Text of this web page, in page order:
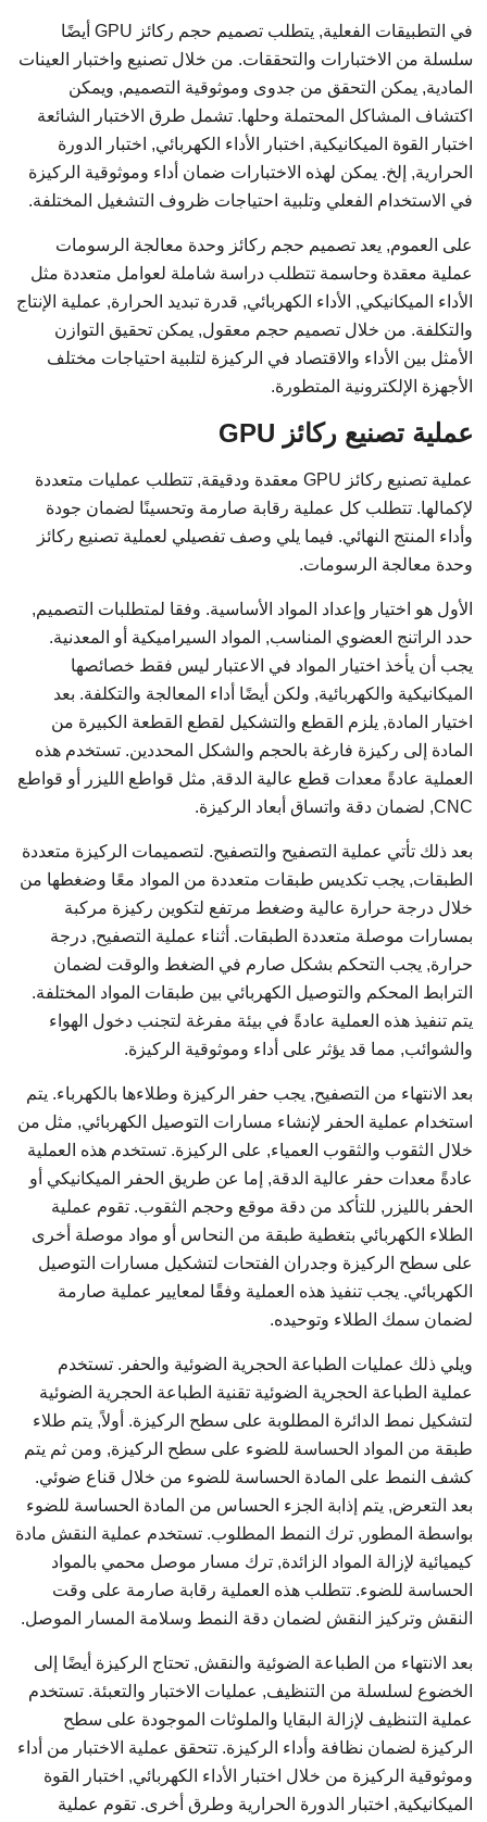
في التطبيقات الفعلية, يتطلب تصميم حجم ركائز GPU أيضًا
سلسلة من الاختبارات والتحققات. من خلال تصنيع واختبار العينات
المادية, يمكن التحقق من جدوى وموثوقية التصميم, ويمكن
اكتشاف المشاكل المحتملة وحلها. تشمل طرق الاختبار الشائعة
اختبار القوة الميكانيكية, اختبار الأداء الكهربائي, اختبار الدورة
الحرارية, إلخ. يمكن لهذه الاختبارات ضمان أداء وموثوقية الركيزة
في الاستخدام الفعلي وتلبية احتياجات ظروف التشغيل المختلفة.
على العموم, يعد تصميم حجم ركائز وحدة معالجة الرسومات
عملية معقدة وحاسمة تتطلب دراسة شاملة لعوامل متعددة مثل
الأداء الميكانيكي, الأداء الكهربائي, قدرة تبديد الحرارة, عملية الإنتاج
والتكلفة. من خلال تصميم حجم معقول, يمكن تحقيق التوازن
الأمثل بين الأداء والاقتصاد في الركيزة لتلبية احتياجات مختلف
الأجهزة الإلكترونية المتطورة.
عملية تصنيع ركائز GPU
عملية تصنيع ركائز GPU معقدة ودقيقة, تتطلب عمليات متعددة
لإكمالها. تتطلب كل عملية رقابة صارمة وتحسينًا لضمان جودة
وأداء المنتج النهائي. فيما يلي وصف تفصيلي لعملية تصنيع ركائز
وحدة معالجة الرسومات.
الأول هو اختيار وإعداد المواد الأساسية. وفقا لمتطلبات التصميم,
حدد الراتنج العضوي المناسب, المواد السيراميكية أو المعدنية.
يجب أن يأخذ اختيار المواد في الاعتبار ليس فقط خصائصها
الميكانيكية والكهربائية, ولكن أيضًا أداء المعالجة والتكلفة. بعد
اختيار المادة, يلزم القطع والتشكيل لقطع القطعة الكبيرة من
المادة إلى ركيزة فارغة بالحجم والشكل المحددين. تستخدم هذه
العملية عادةً معدات قطع عالية الدقة, مثل قواطع الليزر أو قواطع
CNC, لضمان دقة واتساق أبعاد الركيزة.
بعد ذلك تأتي عملية التصفيح والتصفيح. لتصميمات الركيزة متعددة
الطبقات, يجب تكديس طبقات متعددة من المواد معًا وضغطها من
خلال درجة حرارة عالية وضغط مرتفع لتكوين ركيزة مركبة
بمسارات موصلة متعددة الطبقات. أثناء عملية التصفيح, درجة
حرارة, يجب التحكم بشكل صارم في الضغط والوقت لضمان
الترابط المحكم والتوصيل الكهربائي بين طبقات المواد المختلفة.
يتم تنفيذ هذه العملية عادةً في بيئة مفرغة لتجنب دخول الهواء
والشوائب, مما قد يؤثر على أداء وموثوقية الركيزة.
بعد الانتهاء من التصفيح, يجب حفر الركيزة وطلاءها بالكهرباء. يتم
استخدام عملية الحفر لإنشاء مسارات التوصيل الكهربائي, مثل من
خلال الثقوب والثقوب العمياء, على الركيزة. تستخدم هذه العملية
عادةً معدات حفر عالية الدقة, إما عن طريق الحفر الميكانيكي أو
الحفر بالليزر, للتأكد من دقة موقع وحجم الثقوب. تقوم عملية
الطلاء الكهربائي بتغطية طبقة من النحاس أو مواد موصلة أخرى
على سطح الركيزة وجدران الفتحات لتشكيل مسارات التوصيل
الكهربائي. يجب تنفيذ هذه العملية وفقًا لمعايير عملية صارمة
لضمان سمك الطلاء وتوحيده.
ويلي ذلك عمليات الطباعة الحجرية الضوئية والحفر. تستخدم
عملية الطباعة الحجرية الضوئية تقنية الطباعة الحجرية الضوئية
لتشكيل نمط الدائرة المطلوبة على سطح الركيزة. أولاً, يتم طلاء
طبقة من المواد الحساسة للضوء على سطح الركيزة, ومن ثم يتم
كشف النمط على المادة الحساسة للضوء من خلال قناع ضوئي.
بعد التعرض, يتم إذابة الجزء الحساس من المادة الحساسة للضوء
بواسطة المطور, ترك النمط المطلوب. تستخدم عملية النقش مادة
كيميائية لإزالة المواد الزائدة, ترك مسار موصل محمي بالمواد
الحساسة للضوء. تتطلب هذه العملية رقابة صارمة على وقت
النقش وتركيز النقش لضمان دقة النمط وسلامة المسار الموصل.
بعد الانتهاء من الطباعة الضوئية والنقش, تحتاج الركيزة أيضًا إلى
الخضوع لسلسلة من التنظيف, عمليات الاختبار والتعبئة. تستخدم
عملية التنظيف لإزالة البقايا والملوثات الموجودة على سطح
الركيزة لضمان نظافة وأداء الركيزة. تتحقق عملية الاختبار من أداء
وموثوقية الركيزة من خلال اختبار الأداء الكهربائي, اختبار القوة
الميكانيكية, اختبار الدورة الحرارية وطرق أخرى. تقوم عملية